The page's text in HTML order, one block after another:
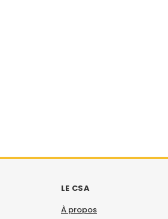
LE CSA
À propos